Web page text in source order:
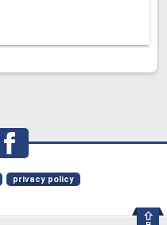
privacy policy
⇪